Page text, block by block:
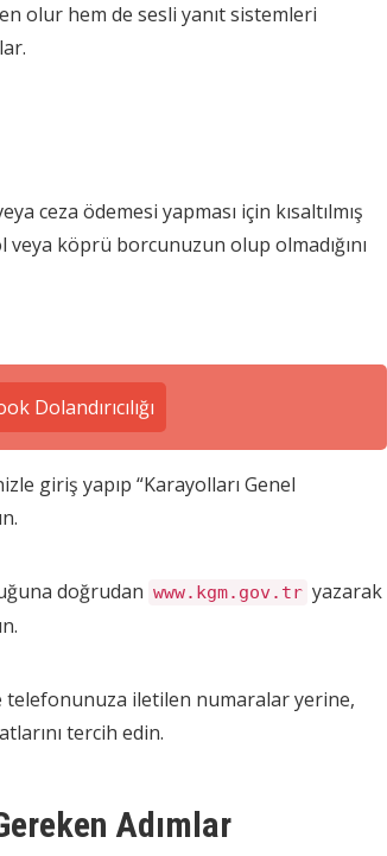
olur hem de sesli yanıt sistemleri
ceza ödemesi yapması için kısaltılmış
köprü borcunuzun olup olmadığını
Dolandırıcılığı
giriş yapıp “Karayolları Genel
doğrudan www.kgm.gov.tr yazarak
telefonunuza iletilen numaralar yerine,
tercih edin.
Adımlar